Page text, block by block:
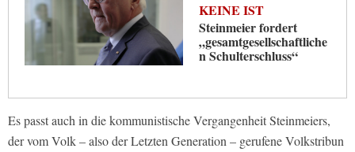
KEINE IST
Steinmeier fordert
„gesamtgesellschaftliche
n Schulterschluss“
Es passt auch in die kommunistische Vergangenheit Steinmeiers,
der vom Volk – also der Letzten Generation – gerufene Volkstribun